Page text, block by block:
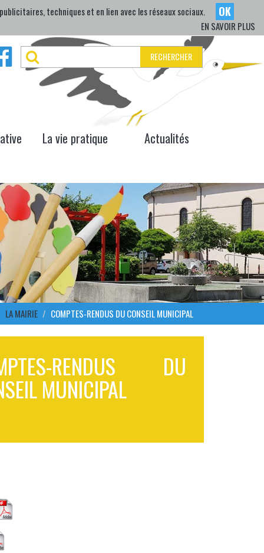
techniques et en lien avec les réseaux sociaux. OK
EN SAVOIR PLUS
RECHERCHER
La vie pratique Actualités
LA MAIRIE COMPTES-RENDUS DU CONSEIL MUNICIPAL
RENDUS DU
MUNICIPAL